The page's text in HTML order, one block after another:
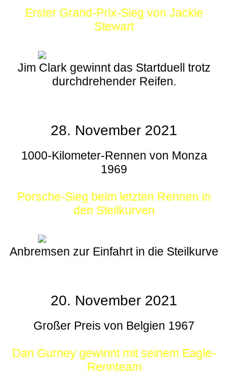
Erster Grand-Prix-Sieg von Jackie
Stewart
Jim Clark gewinnt das Startduell trotz
durchdrehender Reifen.
28. November 2021
1000-Kilometer-Rennen von Monza
1969
Porsche-Sieg beim letzten Rennen in
den Steilkurven
Anbremsen zur Einfahrt in die Steilkurve
20. November 2021
Großer Preis von Belgien 1967
Dan Gurney gewinnt mit seinem Eagle-
Rennteam